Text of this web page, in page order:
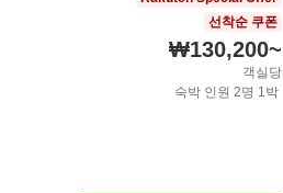
선착순 쿠폰
₩130,200~
객실당
숙박 인원 2명 1박